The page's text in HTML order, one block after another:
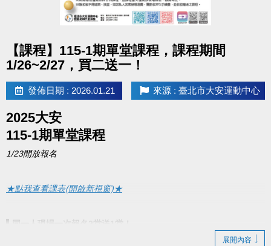
【課程】115-1期單堂課程，課程期間
1/26~2/27，買二送一！
發佈日期 : 2026.01.21 來源 : 臺北市大安運動中心
2025大安
115-1期單堂課程
1/23開放報名
★點我查看課表(開啟新視窗)★
同一人現場一次報名2堂送1堂！
展開內容